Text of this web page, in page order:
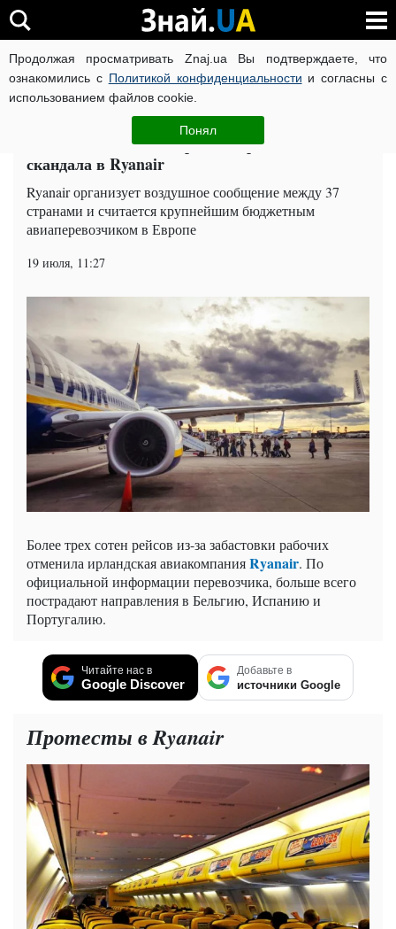
Продолжая просматривать Znaj.ua Вы подтверждаете, что
ознакомились с Политикой конфиденциальности и согласны с
использованием файлов cookie.
Понял
ВОЙНА РОССИИ ПРОТИВ УКРАИНЫ КОРОНАВИРУС В
Общество ЧИТАТИ УКРАЇНСЬКОЮ
Сотни тысяч пассажиров пострадают от
скандала в Ryanair
Ryanair организует воздушное сообщение между 37
странами и считается крупнейшим бюджетным
авиаперевозчиком в Европе
19 июля, 11:27
Более трех сотен рейсов из-за забастовки рабочих
отменила ирландская авиакомпанияRyanair. По
официальной информации перевозчика, больше всего
пострадают направления в Бельгию, Испанию и
Португалию.
Читайте нас в
Google Discover
Добавьте в
источники Google
Протесты в Ryanair